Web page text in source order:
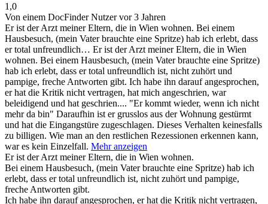
1,0
Von einem DocFinder Nutzervor 3 Jahren
Er ist der Arzt meiner Eltern, die in Wien wohnen. Bei einem
Hausbesuch, (mein Vater brauchte eine Spritze) hab ich erlebt, dass
er total unfreundlich… Er ist der Arzt meiner Eltern, die in Wien
wohnen. Bei einem Hausbesuch, (mein Vater brauchte eine Spritze)
hab ich erlebt, dass er total unfreundlich ist, nicht zuhört und
pampige, freche Antworten gibt. Ich habe ihn darauf angesprochen,
er hat die Kritik nicht vertragen, hat mich angeschrien, war
beleidigend und hat geschrien.... "Er kommt wieder, wenn ich nicht
mehr da bin" Daraufhin ist er grusslos aus der Wohnung gestürmt
und hat die Eingangstüre zugeschlagen. Dieses Verhalten keinesfalls
zu billigen. Wie man an den restlichen Rezessionen erkennen kann,
war es kein Einzelfall. Mehr anzeigen
Er ist der Arzt meiner Eltern, die in Wien wohnen.
Bei einem Hausbesuch, (mein Vater brauchte eine Spritze) hab ich
erlebt, dass er total unfreundlich ist, nicht zuhört und pampige,
freche Antworten gibt.
Ich habe ihn darauf angesprochen, er hat die Kritik nicht vertragen,